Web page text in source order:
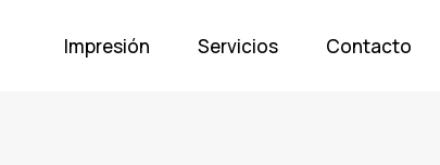
Impresión Servicios Contacto